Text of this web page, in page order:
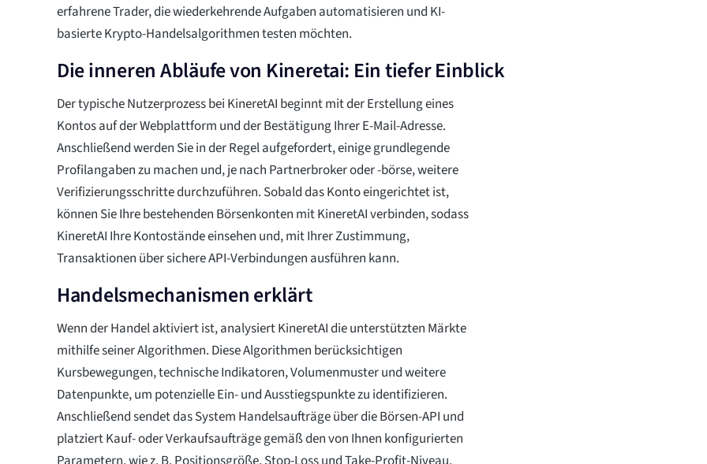
erfahrene Trader, die wiederkehrende Aufgaben automatisieren und KI-
basierte Krypto-Handelsalgorithmen testen möchten.
Die inneren Abläufe von Kineretai: Ein tiefer Einblick
Der typische Nutzerprozess bei KineretAI beginnt mit der Erstellung eines
Kontos auf der Webplattform und der Bestätigung Ihrer E-Mail-Adresse.
Anschließend werden Sie in der Regel aufgefordert, einige grundlegende
Profilangaben zu machen und, je nach Partnerbroker oder -börse, weitere
Verifizierungsschritte durchzuführen. Sobald das Konto eingerichtet ist,
können Sie Ihre bestehenden Börsenkonten mit KineretAI verbinden, sodass
KineretAI Ihre Kontostände einsehen und, mit Ihrer Zustimmung,
Transaktionen über sichere API-Verbindungen ausführen kann.
Handelsmechanismen erklärt
Wenn der Handel aktiviert ist, analysiert KineretAI die unterstützten Märkte
mithilfe seiner Algorithmen. Diese Algorithmen berücksichtigen
Kursbewegungen, technische Indikatoren, Volumenmuster und weitere
Datenpunkte, um potenzielle Ein- und Ausstiegspunkte zu identifizieren.
Anschließend sendet das System Handelsaufträge über die Börsen-API und
platziert Kauf- oder Verkaufsaufträge gemäß den von Ihnen konfigurierten